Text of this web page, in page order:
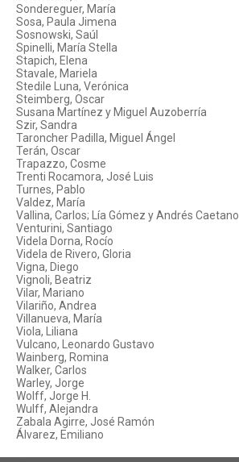
Sondereguer, María
Sosa, Paula Jimena
Sosnowski, Saúl
Spinelli, María Stella
Stapich, Elena
Stavale, Mariela
Stedile Luna, Verónica
Steimberg, Oscar
Susana Martínez y Miguel Auzoberría
Szir, Sandra
Taroncher Padilla, Miguel Ángel
Terán, Oscar
Trapazzo, Cosme
Trenti Rocamora, José Luis
Turnes, Pablo
Valdez, María
Vallina, Carlos; Lía Gómez y Andrés Caetano
Venturini, Santiago
Videla Dorna, Rocío
Videla de Rivero, Gloria
Vigna, Diego
Vignoli, Beatriz
Vilar, Mariano
Vilariño, Andrea
Villanueva, María
Viola, Liliana
Vulcano, Leonardo Gustavo
Wainberg, Romina
Walker, Carlos
Warley, Jorge
Wolff, Jorge H.
Wulff, Alejandra
Zabala Agirre, José Ramón
Álvarez, Emiliano